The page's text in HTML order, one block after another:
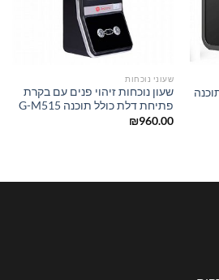
שעוני נוכחות
שעון נוכחות זיהוי פנים עם בקרת
פתיחת דלת כולל תוכנה G-M515
₪960.00